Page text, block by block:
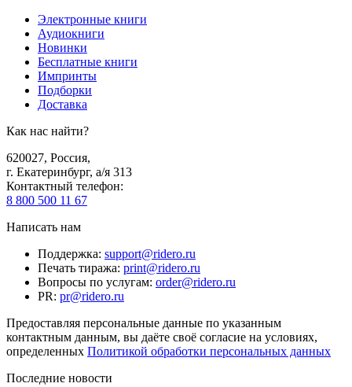
Электронные книги
Аудиокниги
Новинки
Бесплатные книги
Импринты
Подборки
Доставка
Как нас найти?
620027, Россия,
г. Екатеринбург, а/я 313
Контактный телефон:
8 800 500 11 67
Написать нам
Поддержка: support@ridero.ru
Печать тиража: print@ridero.ru
Вопросы по услугам: order@ridero.ru
PR: pr@ridero.ru
Предоставляя персональные данные по указанным
контактным данным, вы даёте своё согласие на условиях,
определенных Политикой обработки персональных данных
Последние новости